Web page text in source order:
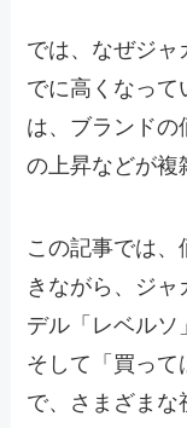
では、なぜジャ
でに高くなって
は、ブランドの
の上昇などが複
この記事では、
きながら、ジ
デル「レベルソ
そして「買って
で、さまざまな